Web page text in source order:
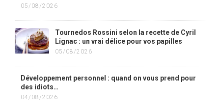
05/08/2026
Tournedos Rossini selon la recette de Cyril
Lignac : un vrai délice pour vos papilles
05/08/2026
Développement personnel : quand on vous prend pour
des idiots…
04/08/2026